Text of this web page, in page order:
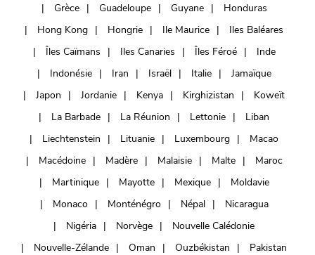
Grèce
Guadeloupe Guyane
Honduras
Hong Kong
Hongrie Ile Maurice
Iles Baléares
Îles Caïmans
Iles Canaries Îles Féroé
Inde
Indonésie
Iran Israël Italie
Jamaïque
Japon
Jordanie Kenya Kirghizistan
Koweït
La Barbade
La Réunion Lettonie
Liban
Liechtenstein
Lituanie Luxembourg
Macao
Macédoine
Madère Malaisie Malte
Maroc
Martinique
Mayotte Mexique
Moldavie
Monaco
Monténégro Népal
Nicaragua
Nigéria
Norvège
Nouvelle Calédonie
Nouvelle-Zélande
Oman Ouzbékistan
Pakistan